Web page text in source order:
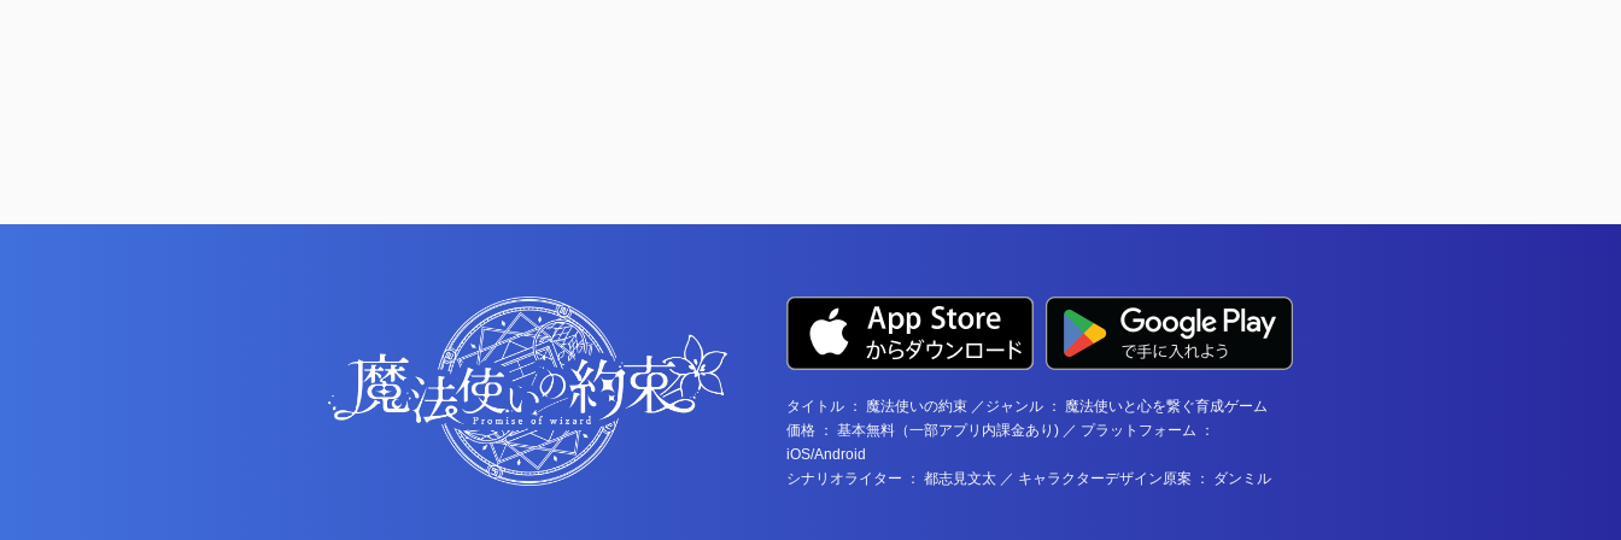
タイトル ： 魔法使いの約束 ／ジャンル ： 魔法使いと心を繋ぐ育成ゲーム
価格 ： 基本無料（一部アプリ内課金あり) ／ プラットフォーム ：
iOS/Android
シナリオライター ： 都志見文太 ／ キャラクターデザイン原案 ： ダンミル